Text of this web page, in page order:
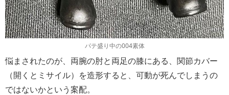
パテ盛り中の004素体
悩まされたのが、両腕の肘と両足の膝にある、関節カバー
（開くとミサイル）を造形すると、可動が死んでしまうの
ではないかという案配。